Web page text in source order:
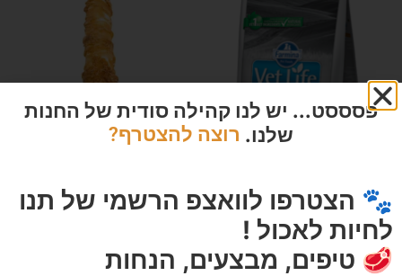
פרמינה וט לייף היפואלרגני דג
הרוויחו 1.00 נקודות ⭐
פסססט... יש לנו קהילה סודית של החנות
שלנו. רוצה להצטרף?
🐾 הצטרפו לוואצפ הרשמי של תנו
לחיות לאכול !
🥩 טיפים, מבצעים, הנחות